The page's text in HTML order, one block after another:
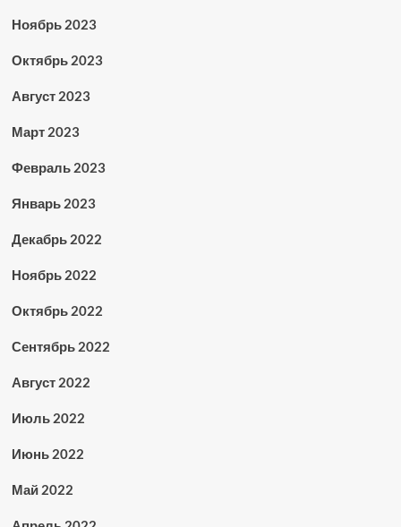
Ноябрь 2023
Октябрь 2023
Август 2023
Март 2023
Февраль 2023
Январь 2023
Декабрь 2022
Ноябрь 2022
Октябрь 2022
Сентябрь 2022
Август 2022
Июль 2022
Июнь 2022
Май 2022